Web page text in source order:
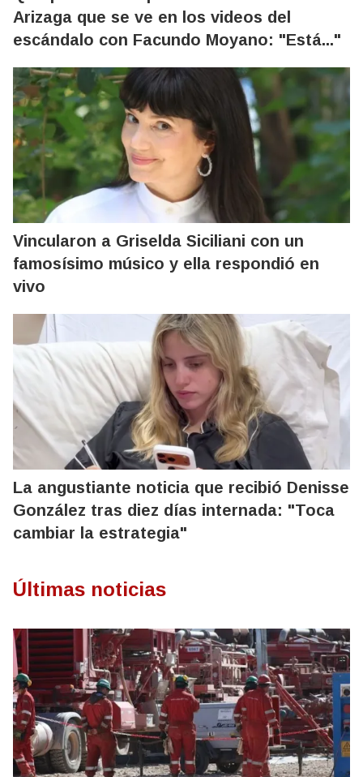
Arizaga que se ve en los videos del
escándalo con Facundo Moyano: "Está..."
Vincularon a Griselda Siciliani con un
famosísimo músico y ella respondió en
vivo
La angustiante noticia que recibió Denisse
González tras diez días internada: "Toca
cambiar la estrategia"
Últimas noticias